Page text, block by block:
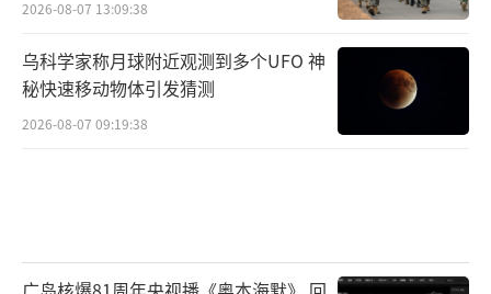
2026-08-07 13:09:38
乌科学家称月球附近观测到多个UFO 神
秘快速移动物体引发猜测
2026-08-07 09:19:38